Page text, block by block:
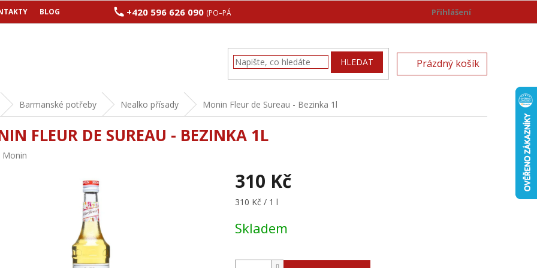
BLOG +420 596 626 090 (PO–PÁ 8:00–17:00) Přihlášení
HLEDAT
NÁKUPNÍ
KOŠÍK
Prázdný košík
Barmanské potřeby Nealko přísady Monin Fleur de Sureau - Bezinka 1l
FLEUR DE SUREAU - BEZINKA 1L
Monin
310 Kč
Měrná
310 Kč / 1 l
Skladem